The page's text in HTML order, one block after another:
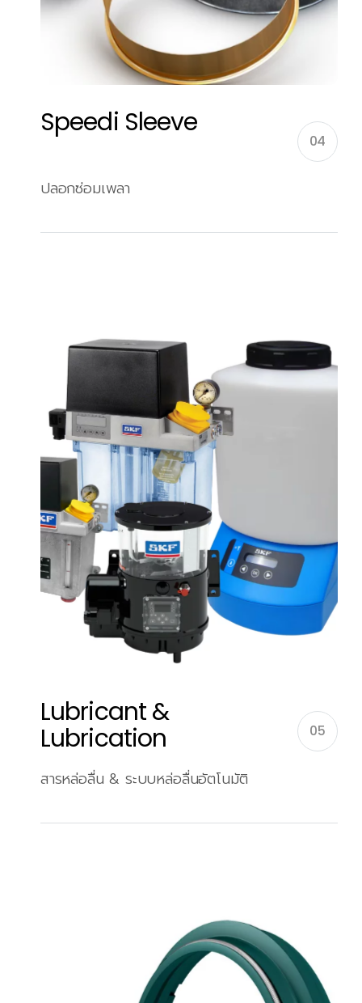
Speedi Sleeve
04
ปลอกซ่อมเพลา
Lubricant &
Lubrication 05
สารหล่อลื่น & ระบบหล่อลื่นอัตโนมัติ